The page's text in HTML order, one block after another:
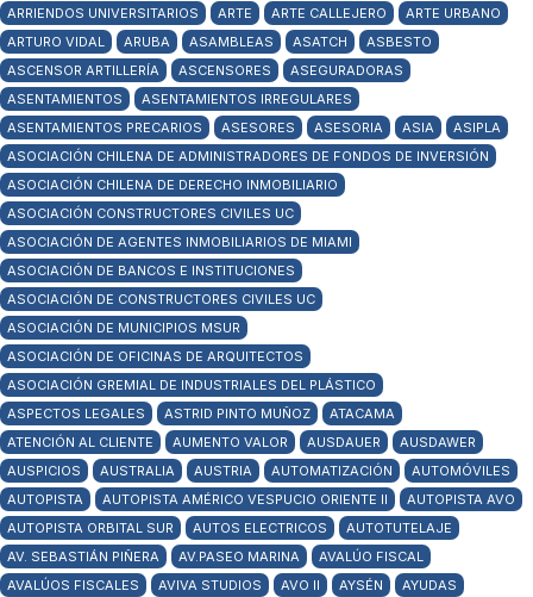
ARRIENDOS UNIVERSITARIOS
ARTE ARTE CALLEJERO
ARTE URBANO
ARTURO VIDAL
ARUBA ASAMBLEAS ASATCH
ASBESTO
ASCENSOR ARTILLERÍA
ASCENSORES
ASEGURADORAS
ASENTAMIENTOS
ASENTAMIENTOS IRREGULARES
ASENTAMIENTOS PRECARIOS
ASESORES ASESORIA ASIA
ASIPLA
ASOCIACIÓN CHILENA DE ADMINISTRADORES DE FONDOS DE INVERSIÓN
ASOCIACIÓN CHILENA DE DERECHO INMOBILIARIO
ASOCIACIÓN CONSTRUCTORES CIVILES UC
ASOCIACIÓN DE AGENTES INMOBILIARIOS DE MIAMI
ASOCIACIÓN DE BANCOS E INSTITUCIONES
ASOCIACIÓN DE CONSTRUCTORES CIVILES UC
ASOCIACIÓN DE MUNICIPIOS MSUR
ASOCIACIÓN DE OFICINAS DE ARQUITECTOS
ASOCIACIÓN GREMIAL DE INDUSTRIALES DEL PLÁSTICO
ASPECTOS LEGALES
ASTRID PINTO MUÑOZ
ATACAMA
ATENCIÓN AL CLIENTE
AUMENTO VALOR AUSDAUER
AUSDAWER
AUSPICIOS
AUSTRALIA AUSTRIA AUTOMATIZACIÓN
AUTOMÓVILES
AUTOPISTA
AUTOPISTA AMÉRICO VESPUCIO ORIENTE II
AUTOPISTA AVO
AUTOPISTA ORBITAL SUR
AUTOS ELECTRICOS
AUTOTUTELAJE
AV. SEBASTIÁN PIÑERA
AV.PASEO MARINA
AVALÚO FISCAL
AVALÚOS FISCALES
AVIVA STUDIOS AVO II AYSÉN
AYUDAS